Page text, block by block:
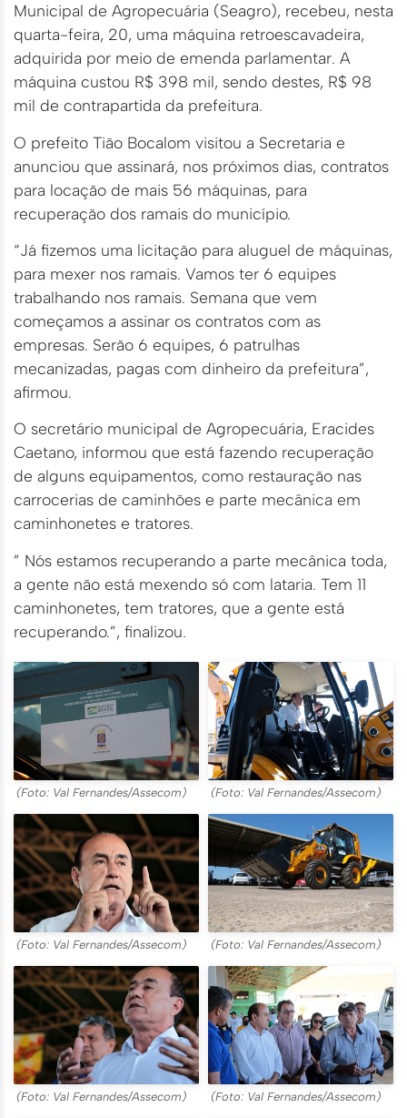
Municipal de Agropecuária (Seagro), recebeu, nesta
quarta-feira, 20, uma máquina retroescavadeira,
adquirida por meio de emenda parlamentar. A
máquina custou R$ 398 mil, sendo destes, R$ 98
mil de contrapartida da prefeitura.
O prefeito Tião Bocalom visitou a Secretaria e
anunciou que assinará, nos próximos dias, contratos
para locação de mais 56 máquinas, para
recuperação dos ramais do município.
“Já fizemos uma licitação para aluguel de máquinas,
para mexer nos ramais. Vamos ter 6 equipes
trabalhando nos ramais. Semana que vem
começamos a assinar os contratos com as
empresas. Serão 6 equipes, 6 patrulhas
mecanizadas, pagas com dinheiro da prefeitura”,
afirmou.
O secretário municipal de Agropecuária, Eracides
Caetano, informou que está fazendo recuperação
de alguns equipamentos, como restauração nas
carrocerias de caminhões e parte mecânica em
caminhonetes e tratores.
” Nós estamos recuperando a parte mecânica toda,
a gente não está mexendo só com lataria. Tem 11
caminhonetes, tem tratores, que a gente está
recuperando.”, finalizou.
(Foto: Val Fernandes/Assecom) (Foto: Val Fernandes/Assecom)
(Foto: Val Fernandes/Assecom) (Foto: Val Fernandes/Assecom)
(Foto: Val Fernandes/Assecom) (Foto: Val Fernandes/Assecom)